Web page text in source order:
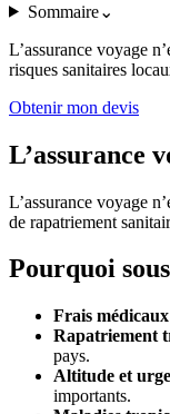
Sommaire⌄
L’assurance voyage
risques sanitaires
Obtenir mon devis
L’assurance
L’assurance voyage
de rapatriement
Pourquoi
Frais
Rapatriement
pays.
Altitude et
importants.